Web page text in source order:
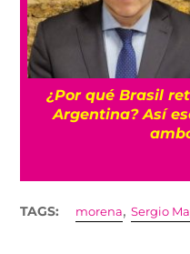
¿Por qué Brasil
Argentina? Así
TAGS: morena,Sergio